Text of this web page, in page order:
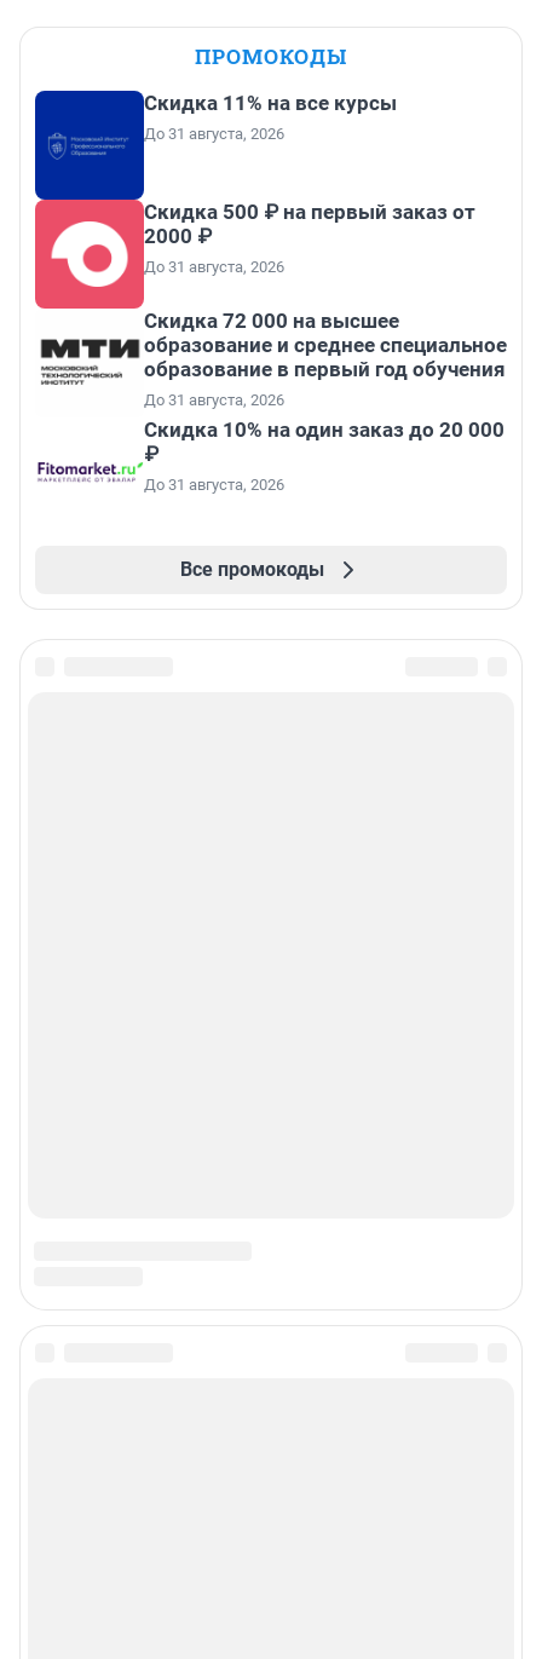
ПРОМОКОДЫ
Скидка 11% на все курсы
До 31 августа, 2026
Скидка 500 ₽ на первый заказ от
2000 ₽
До 31 августа, 2026
Скидка 72 000 на высшее
образование и среднее специальное
образование в первый год обучения
До 31 августа, 2026
Скидка 10% на один заказ до 20 000
₽
До 31 августа, 2026
Все промокоды